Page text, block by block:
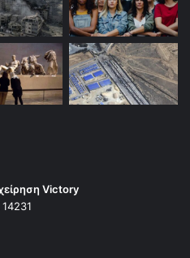
Victory